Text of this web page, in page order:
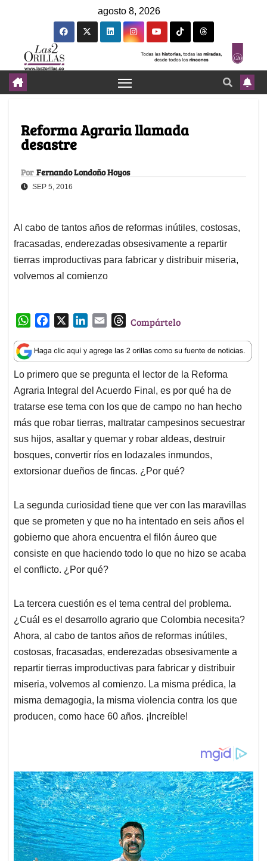
agosto 8, 2026
Reforma Agraria llamada
desastre
Por Fernando Londoño Hoyos
SEP 5, 2016
Al cabo de tantos años de reformas inútiles, costosas,
fracasadas, enderezadas obsesivamente a repartir
tierras improductivas para fabricar y distribuir miseria,
volvemos al comienzo
W
a
t
s
A
p
p
c
e
b
o
o
k
n
k
e
d
I
n
a
i
l
T
r
e
a
d
s
Compártelo
Lo primero que se pregunta el lector de la Reforma
Agraria Integral del Acuerdo Final, es por qué ha de
tratarse ese tema con los que de campo no han hecho
más que robar tierras, maltratar campesinos secuestrar
sus hijos, asaltar y quemar y robar aldeas, destruir
bosques, convertir ríos en lodazales inmundos,
extorsionar dueños de fincas. ¿Por qué?
La segunda curiosidad tiene que ver con las maravillas
que se prometen y que no ha intentado en seis años el
gobierno que ahora encuentra el filón áureo que
consiste en que haciendo todo lo que no hizo se acaba
el conflicto. ¿Por qué?
La tercera cuestión es el tema central del problema.
¿Cuál es el desarrollo agrario que Colombia necesita?
Ahora, al cabo de tantos años de reformas inútiles,
costosas, fracasadas, enderezadas obsesivamente a
repartir tierras improductivas para fabricar y distribuir
miseria, volvemos al comienzo. La misma prédica, la
misma demagogia, la misma violencia contra los que
producen, como hace 60 años. ¡Increíble!